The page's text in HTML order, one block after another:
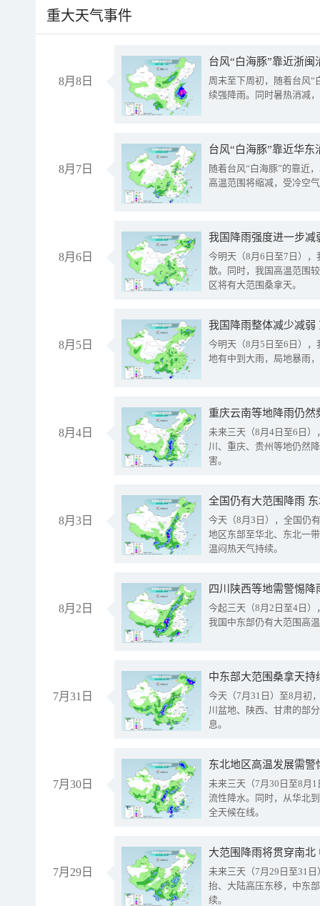
重大天气事件
8月8日
台风“白海豚”靠近浙
周末至下周初，随着台风“
续强降雨。同时暑热消减
8月7日
台风“白海豚”靠近华
随着台风“白海豚”的靠近
高温范围将缩减，受冷空
8月6日
今明天（8月6日至7日）
散。同时，我国高温范围
区将有大范围桑拿天。
8月5日
我国降雨整体减少减弱
今明天（8月5日至6日）
地有中到大雨，局地暴雨
8月4日
重庆云南等地降雨仍然
未来三天（8月4日至6日
川、重庆、贵州等地仍然
害。
8月3日
全国仍有大范围降雨
今天（8月3日），全国仍
地区东部至华北、东北一
温闷热天气持续。
8月2日
今起三天（8月2日至4日
我国中东部仍有大范围高
7月31日
中东部大范围桑拿天
今天（7月31日）至8月初
川盆地、陕西、甘肃的部
息。
7月30日
东北地区高温发展需
未来三天（7月30日至8月
流性降水。同时，从华北
全天候在线。
7月29日
大范围降雨将贯穿南
未来三天（7月29日至31
抬、大陆高压东移，中东
续。